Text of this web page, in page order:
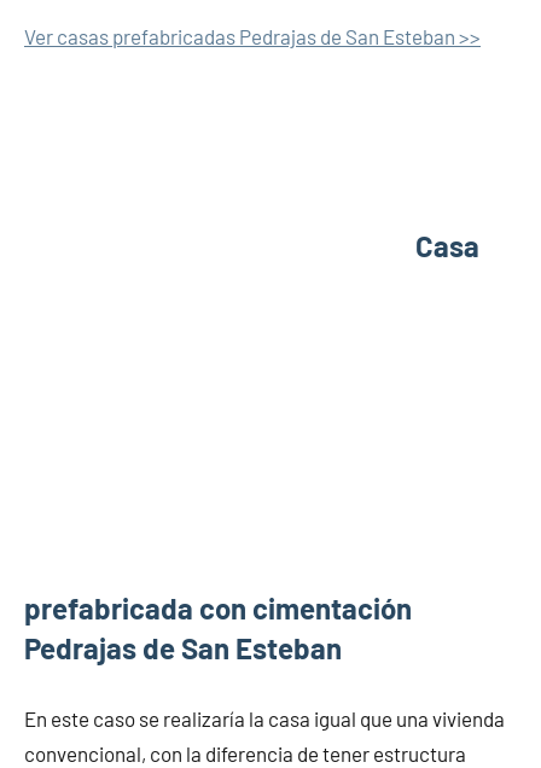
Ver casas prefabricadas Pedrajas de San Esteban >>
Casa
prefabricada con cimentación
Pedrajas de San Esteban
En este caso se realizaría la casa igual que una vivienda
convencional, con la diferencia de tener estructura